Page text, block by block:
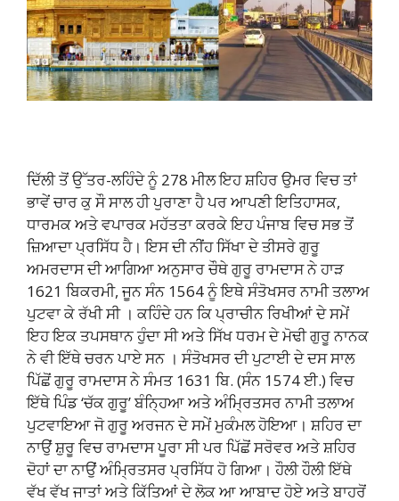
ਦਿੱਲੀ ਤੋਂ ਉੱਤਰ-ਲਹਿੰਦੇ ਨੂੰ 278 ਮੀਲ ਇਹ ਸ਼ਹਿਰ ਉਮਰ ਵਿਚ ਤਾਂ
ਭਾਵੇਂ ਚਾਰ ਕੁ ਸੌ ਸਾਲ ਹੀ ਪੁਰਾਣਾ ਹੈ ਪਰ ਆਪਣੀ ਇਤਿਹਾਸਕ,
ਧਾਰਮਕ ਅਤੇ ਵਪਾਰਕ ਮਹੱਤਤਾ ਕਰਕੇ ਇਹ ਪੰਜਾਬ ਵਿਚ ਸਭ ਤੋਂ
ਜ਼ਿਆਦਾ ਪ੍ਰਸਿੱਧ ਹੈ। ਇਸ ਦੀ ਨੀਂਹ ਸਿੱਖਾ ਦੇ ਤੀਸਰੇ ਗੁਰੂ
ਅਮਰਦਾਸ ਦੀ ਆਗਿਆ ਅਨੁਸਾਰ ਚੌਥੇ ਗੁਰੂ ਰਾਮਦਾਸ ਨੇ ਹਾੜ
1621 ਬਿਕਰਮੀ, ਜੂਨ ਸੰਨ 1564 ਨੂੰ ਇਥੇ ਸੰਤੋਖਸਰ ਨਾਮੀ ਤਲਾਅ
ਪੁਟਵਾ ਕੇ ਰੱਖੀ ਸੀ । ਕਹਿੰਦੇ ਹਨ ਕਿ ਪ੍ਰਾਚੀਨ ਰਿਖੀਆਂ ਦੇ ਸਮੇਂ
ਇਹ ਇਕ ਤਪਸਥਾਨ ਹੁੰਦਾ ਸੀ ਅਤੇ ਸਿੱਖ ਧਰਮ ਦੇ ਮੋਢੀ ਗੁਰੂ ਨਾਨਕ
ਨੇ ਵੀ ਇੱਥੇ ਚਰਨ ਪਾਏ ਸਨ । ਸੰਤੋਖਸਰ ਦੀ ਪੁਟਾਈ ਦੇ ਦਸ ਸਾਲ
ਪਿੱਛੋਂ ਗੁਰੂ ਰਾਮਦਾਸ ਨੇ ਸੰਮਤ 1631 ਬਿ. (ਸੰਨ 1574 ਈ.) ਵਿਚ
ਇੱਥੇ ਪਿੰਡ ‘ਚੱਕ ਗੁਰੂ’ ਬੰਨ੍ਹਿਆ ਅਤੇ ਅੰਮ੍ਰਿਤਸਰ ਨਾਮੀ ਤਲਾਅ
ਪੁਟਵਾਇਆ ਜੋ ਗੁਰੂ ਅਰਜਨ ਦੇ ਸਮੇਂ ਮੁਕੰਮਲ ਹੋਇਆ। ਸ਼ਹਿਰ ਦਾ
ਨਾਉਂ ਸ਼ੁਰੂ ਵਿਚ ਰਾਮਦਾਸ ਪੂਰਾ ਸੀ ਪਰ ਪਿੱਛੋਂ ਸਰੋਵਰ ਅਤੇ ਸ਼ਹਿਰ
ਦੋਹਾਂ ਦਾ ਨਾਉਂ ਅੰਮ੍ਰਿਤਸਰ ਪ੍ਰਸਿੱਧ ਹੋ ਗਿਆ। ਹੌਲੀ ਹੌਲੀ ਇੱਥੇ
ਵੱਖ ਵੱਖ ਜਾਤਾਂ ਅਤੇ ਕਿੱਤਿਆਂ ਦੇ ਲੋਕ ਆ ਆਬਾਦ ਹੋਏ ਅਤੇ ਬਾਹਰੋਂ